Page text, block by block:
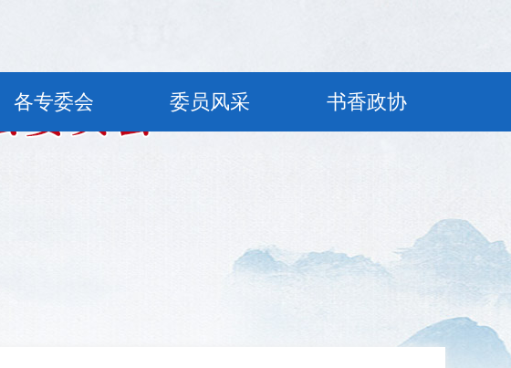
各专委会 委员风采 书香政协